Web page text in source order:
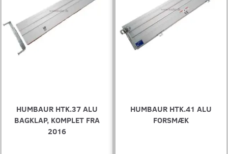
HUMBAUR HTK.37 ALU
BAGKLAP, KOMPLET FRA
2016
HUMBAUR HTK.41 ALU
FORSMÆK